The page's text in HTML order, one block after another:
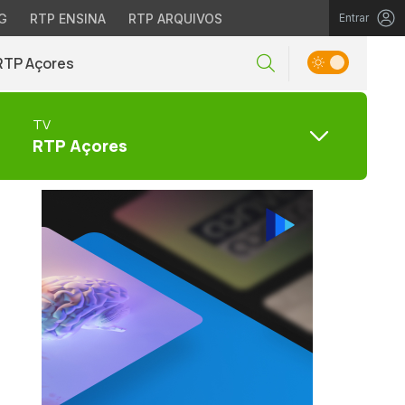
RTP ENSINA RTP ARQUIVOS Entrar
Açores
TV
RTP Açores